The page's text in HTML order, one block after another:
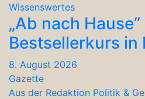
Wissenswertes
„Ab nach
Bestsellerkurs in
8. August 2026
Gazette
Aus der Redaktion Politik &